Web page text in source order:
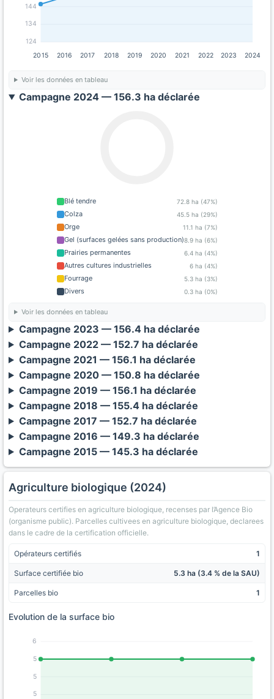
124
134
144
2015 2016 2017 2018 2019 2020 2021 2022 2023 2024
Voir les données en tableau
Campagne 2024 — 156.3 ha déclarée
Blé tendre 72.8 ha (47%)
Colza 45.5 ha (29%)
Orge 11.1 ha (7%)
Gel (surfaces gelées sans production)8.9 ha (6%)
Prairies permanentes 6.4 ha (4%)
Autres cultures industrielles 6 ha (4%)
Fourrage 5.3 ha (3%)
Divers 0.3 ha (0%)
Voir les données en tableau
Campagne 2023 — 156.4 ha déclarée
Campagne 2022 — 152.7 ha déclarée
Campagne 2021 — 156.1 ha déclarée
Campagne 2020 — 150.8 ha déclarée
Campagne 2019 — 156.1 ha déclarée
Campagne 2018 — 155.4 ha déclarée
Campagne 2017 — 152.7 ha déclarée
Campagne 2016 — 149.3 ha déclarée
Campagne 2015 — 145.3 ha déclarée
Agriculture biologique (2024)
Operateurs certifies en agriculture biologique, recenses par l’Agence Bio
(organisme public). Parcelles cultivees en agriculture biologique, declarees
dans le cadre de la certification officielle.
Opérateurs certifiés 1
Surface certifiée bio 5.3 ha (3.4 % de la SAU)
Parcelles bio 1
Evolution de la surface bio
5
5
5
6